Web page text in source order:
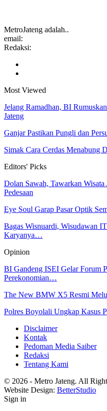
MetroJateng adalah..
email:
Redaksi:
Most Viewed
Jelang Ramadhan, BI
Jateng
Ganjar Pastikan Pungli dan
Simak Cara Cerdas Menabung
Editors' Picks
Dolan Sawah, Tawarkan
Pedesaan
Eye Soul Garap Pasar Optik
Bagas Wisnuardi, Wisudawan
Karyanya…
Opinion
BI Gandeng ISEI Gelar Forum
Perekonomian…
The New BMW X5 Resmi
Polres Boyolali Ungkap Kasus
Disclaimer
Kontak
Pedoman Media Saiber
Redaksi
Tentang Kami
© 2026 - Metro Jateng. All
Website Design: BetterStudio
Sign in